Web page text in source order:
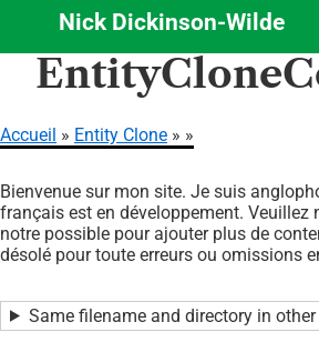
Aller
principal
Nick Dickinson-Wilde
d'Ariane
Accueil Entity Clone
Bienvenue sur mon site. Je suis
français est en développement. Veuillez
notre possible pour ajouter plus de
désolé pour toute erreurs ou omissions
Same filename and directory in